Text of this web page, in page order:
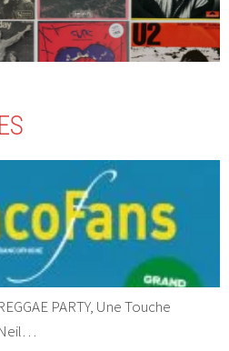
PARTY, Une Touche